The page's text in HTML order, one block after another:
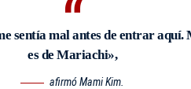
sentía mal antes de entrar aquí.
es de Mariachi»,
afirmó Mami Kim.